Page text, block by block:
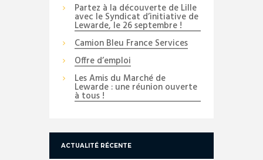
Partez à la découverte de Lille
avec le Syndicat d’initiative de
Lewarde, le 26 septembre !
Camion Bleu France Services
Offre d’emploi
Les Amis du Marché de
Lewarde : une réunion ouverte
à tous !
ACTUALITÉ RÉCENTE